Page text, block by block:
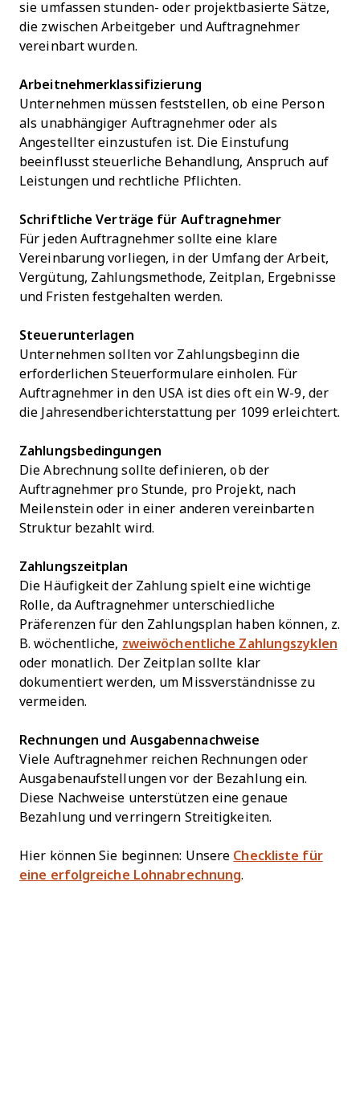
sie umfassen stunden- oder projektbasierte Sätze,
die zwischen Arbeitgeber und Auftragnehmer
vereinbart wurden.
Arbeitnehmerklassifizierung
Unternehmen müssen feststellen, ob eine Person
als unabhängiger Auftragnehmer oder als
Angestellter einzustufen ist. Die Einstufung
beeinflusst steuerliche Behandlung, Anspruch auf
Leistungen und rechtliche Pflichten.
Schriftliche Verträge für Auftragnehmer
Für jeden Auftragnehmer sollte eine klare
Vereinbarung vorliegen, in der Umfang der Arbeit,
Vergütung, Zahlungsmethode, Zeitplan, Ergebnisse
und Fristen festgehalten werden.
Steuerunterlagen
Unternehmen sollten vor Zahlungsbeginn die
erforderlichen Steuerformulare einholen. Für
Auftragnehmer in den USA ist dies oft ein W-9, der
die Jahresendberichterstattung per 1099 erleichtert.
Zahlungsbedingungen
Die Abrechnung sollte definieren, ob der
Auftragnehmer pro Stunde, pro Projekt, nach
Meilenstein oder in einer anderen vereinbarten
Struktur bezahlt wird.
Zahlungszeitplan
Die Häufigkeit der Zahlung spielt eine wichtige
Rolle, da Auftragnehmer unterschiedliche
Präferenzen für den Zahlungsplan haben können, z.
B. wöchentliche, zweiwöchentliche Zahlungszyklen
oder monatlich. Der Zeitplan sollte klar
dokumentiert werden, um Missverständnisse zu
vermeiden.
Rechnungen und Ausgabennachweise
Viele Auftragnehmer reichen Rechnungen oder
Ausgabenaufstellungen vor der Bezahlung ein.
Diese Nachweise unterstützen eine genaue
Bezahlung und verringern Streitigkeiten.
Hier können Sie beginnen: Unsere Checkliste für
eine erfolgreiche Lohnabrechnung.